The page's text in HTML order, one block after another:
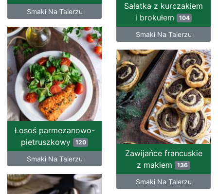
Smaki Na Talerzu
Sałatka z kurczakiem
i brokułem
104
Smaki Na Talerzu
Łosoś parmezanowo-
pietruszkowy
120
Smaki Na Talerzu
Zawijańce francuskie
z makiem 136
Smaki Na Talerzu